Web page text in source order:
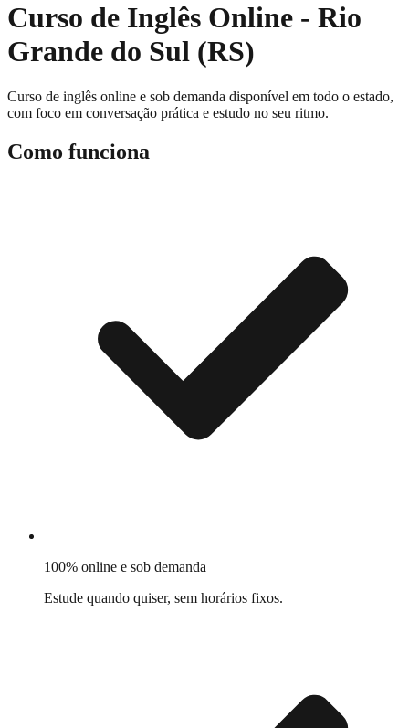
Curso de Inglês Online - Rio
Grande do Sul (RS)
Curso de inglês online e sob demanda disponível em todo o estado,
com foco em conversação prática e estudo no seu ritmo.
Como funciona
100% online e sob demanda
Estude quando quiser, sem horários fixos.